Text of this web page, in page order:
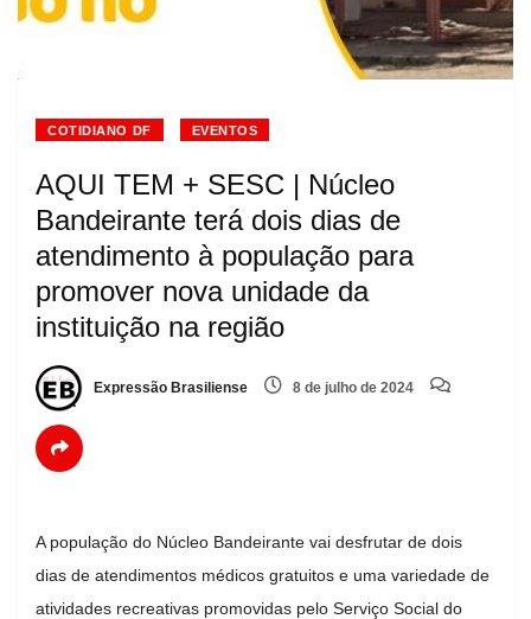
COTIDIANO DF EVENTOS
AQUI TEM + SESC | Núcleo
Bandeirante terá dois dias de
atendimento à população para
promover nova unidade da
instituição na região
Expressão Brasiliense 8 de julho de 2024
A população do Núcleo Bandeirante vai desfrutar de dois
dias de atendimentos médicos gratuitos e uma variedade de
atividades recreativas promovidas pelo Serviço Social do